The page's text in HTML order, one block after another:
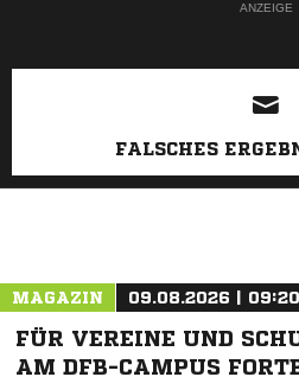
ANZEIGE
FALSCHES
MAGAZIN 09.08.2026 | 09:20
FÜR VEREINE UND
AM DFB-CAMPUS